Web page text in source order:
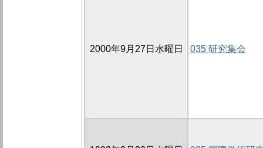
2000年9月27日水曜日 035 研究集会